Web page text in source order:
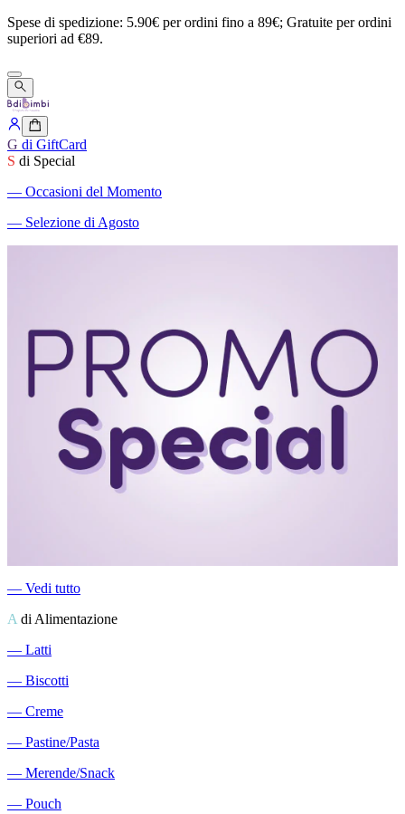
Spese di spedizione: 5.90€ perordini fino a 89€; Gratuite perordini
superiori ad €89.
G di GiftCard
S di Special
― Occasioni del Momento
― Selezione di Agosto
― Vedi tutto
A di Alimentazione
― Latti
― Biscotti
― Creme
― Pastine/Pasta
― Merende/Snack
― Pouch